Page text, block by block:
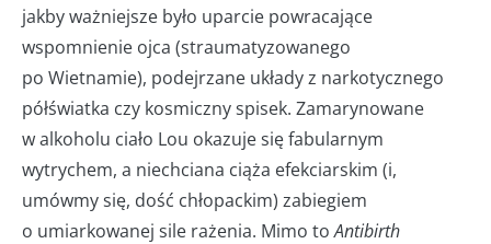
jakby ważniejsze było uparcie powracające
wspomnienie ojca (straumatyzowanego
po Wietnamie), podejrzane układy z narkotycznego
półświatka czy kosmiczny spisek. Zamarynowane
w alkoholu ciało Lou okazuje się fabularnym
wytrychem, a niechciana ciąża efekciarskim (i,
umówmy się, dość chłopackim) zabiegiem
o umiarkowanej sile rażenia. Mimo toAntibirth